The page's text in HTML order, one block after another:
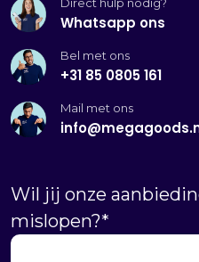
Whatsapp ons
Bel met ons
+31 85 0805 161
Mail met ons
Wil jij onze
mislopen?*